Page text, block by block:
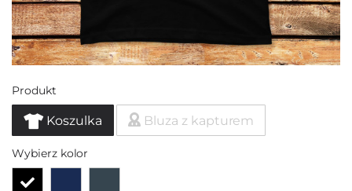
Produkt
Koszulka Bluza z kapturem
Wybierz kolor